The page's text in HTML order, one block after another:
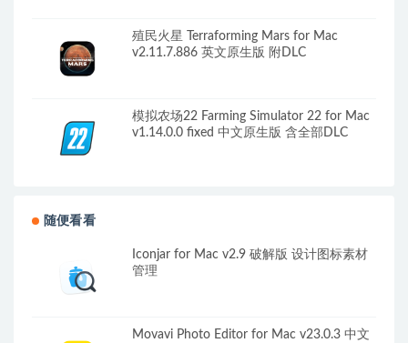
殖民火星 Terraforming Mars for Mac
v2.11.7.886 英文原生版 附DLC
模拟农场22 Farming Simulator 22 for Mac
v1.14.0.0 fixed 中文原生版 含全部DLC
随便看看
Iconjar for Mac v2.9 破解版 设计图标素材
管理
Movavi Photo Editor for Mac v23.0.3 中文